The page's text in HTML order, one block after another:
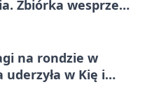
Zbiórka wesprze
na rondzie w
uderzyła w Kię i